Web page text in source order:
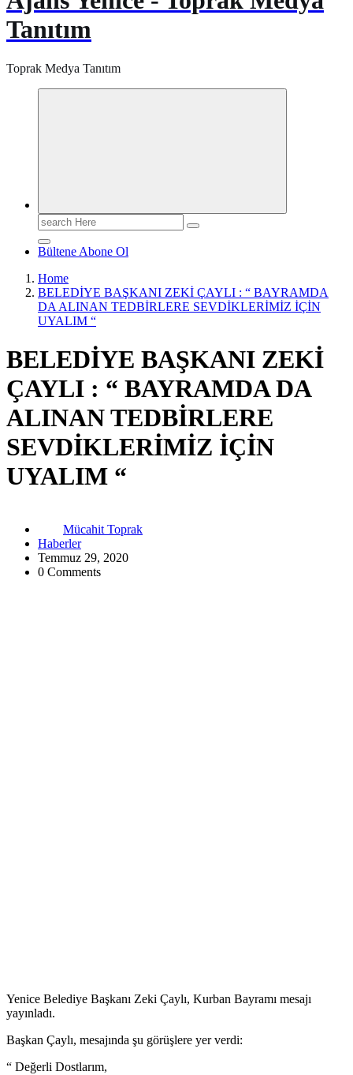
Tanıtım
Toprak Medya Tanıtım
Search
for:
Bültene Abone Ol
Home
BELEDİYE BAŞKANI ZEKİ ÇAYLI : “ BAYRAMDA
DA ALINAN TEDBİRLERE SEVDİKLERİMİZ İÇİN
UYALIM “
BELEDİYE BAŞKANI ZEKİ
ÇAYLI : “ BAYRAMDA DA
ALINAN TEDBİRLERE
SEVDİKLERİMİZ İÇİN
UYALIM “
Mücahit Toprak
Haberler
Temmuz 29, 2020
0 Comments
Yenice Belediye Başkanı Zeki Çaylı, Kurban Bayramı mesajı
yayınladı.
Başkan Çaylı, mesajında şu görüşlere yer verdi:
“ Değerli Dostlarım,